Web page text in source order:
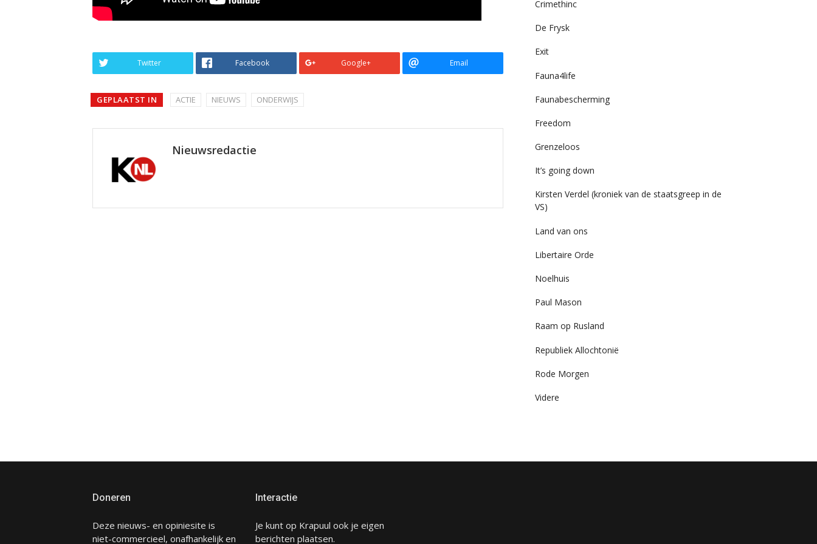
Twitter Facebook Google+ Email
GEPLAATST IN ACTIE NIEUWS ONDERWIJS
Nieuwsredactie
Crimethinc
De Frysk
Exit
Fauna4life
Faunabescherming
Freedom
Grenzeloos
It’s going down
Kirsten Verdel (kroniek van de staatsgreep in de
VS)
Land van ons
Libertaire Orde
Noelhuis
Paul Mason
Raam op Rusland
Republiek Allochtonië
Rode Morgen
Videre
Doneren
Deze nieuws- en opiniesite is
niet-commercieel, onafhankelijk en
Interactie
Je kunt op Krapuul ook je eigen
berichten plaatsen.